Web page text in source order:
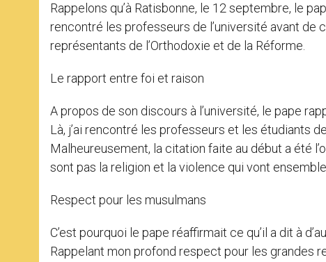
Rappelons qu’à Ratisbonne, le 12 septembre, le
rencontré les professeurs de l’université avant
représentants de l’Orthodoxie et de la Réforme.
Le rapport entre foi et raison
A propos de son discours à l’université, le pape
Là, j’ai rencontré les professeurs et les étudiants
Malheureusement, la citation faite au début a été
sont pas la religion et la violence qui vont
Respect pour les musulmans
C’est pourquoi le pape réaffirmait ce qu’il a dit à
Rappelant mon profond respect pour les grandes